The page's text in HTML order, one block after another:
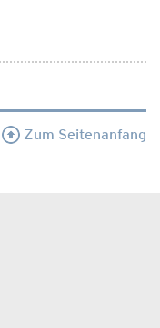
Zum Seitenanfang